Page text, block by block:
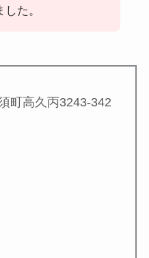
た。
町高久丙3243-342